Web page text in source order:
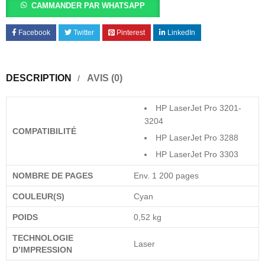
CAMMANDER PAR WHATSAPP
Facebook Twitter Pinterest LinkedIn
DESCRIPTION AVIS (0)
COMPATIBILITÉ
HP LaserJet Pro 3201-
3204
HP LaserJet Pro 3288
HP LaserJet Pro 3303
NOMBRE DE PAGES Env. 1 200 pages
COULEUR(S) Cyan
POIDS 0,52 kg
TECHNOLOGIE
D’IMPRESSION
Laser